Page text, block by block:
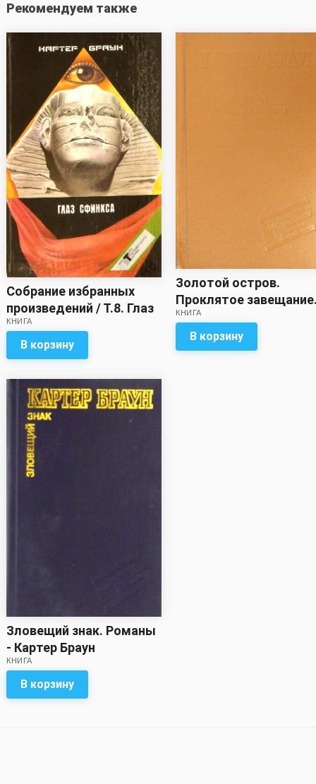
Рекомендуем также
Собрание избранных
произведений / Т.8. Глаз
Сфинкса: Романы -
Картер Браун
КНИГА
В корзину
Золотой остров.
Проклятое
Последнее
предупреждение.
карьеры. Рядом с
КНИГА
В корзину
Зловещий знак. Романы
- Картер Браун
КНИГА
В корзину